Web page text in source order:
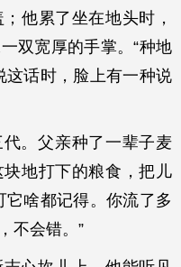
他累了坐在地头时，
双宽厚的手掌。“种地
这话时，脸上有一种说
。父亲种了一辈子麦
地打下的粮食，把儿
它啥都记得。你流了多
不会错。”